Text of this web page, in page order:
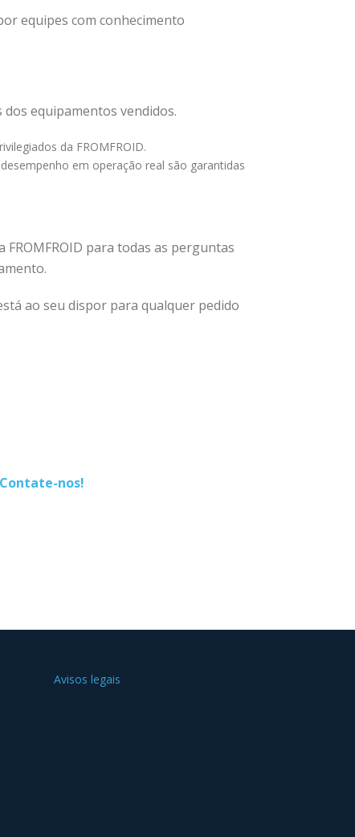
equipes com conhecimento
dos equipamentos vendidos.
da FROMFROID.
em operação real são garantidas
para todas as perguntas
ao seu dispor para qualquer pedido
nos!
Avisos legais